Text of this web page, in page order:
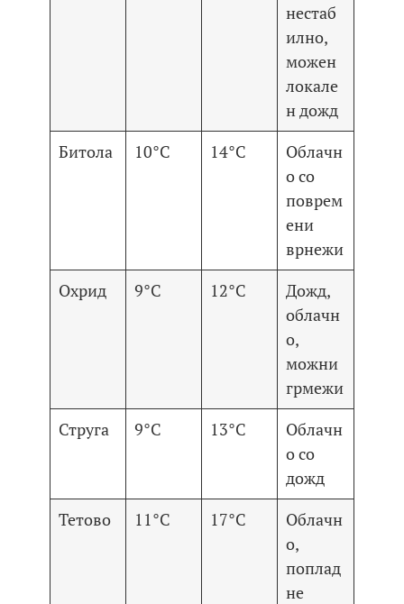
нестаб
илно,
можен
локале
н дожд
Битола
10°C 14°C
Облачн
о со
поврем
ени
врнежи
Охрид
9°C 12°C
Дожд,
облачн
о,
можни
грмежи
Струга
9°C 13°C
Облачн
о со
дожд
Тетово
11°C 17°C
Облачн
о,
поплад
не